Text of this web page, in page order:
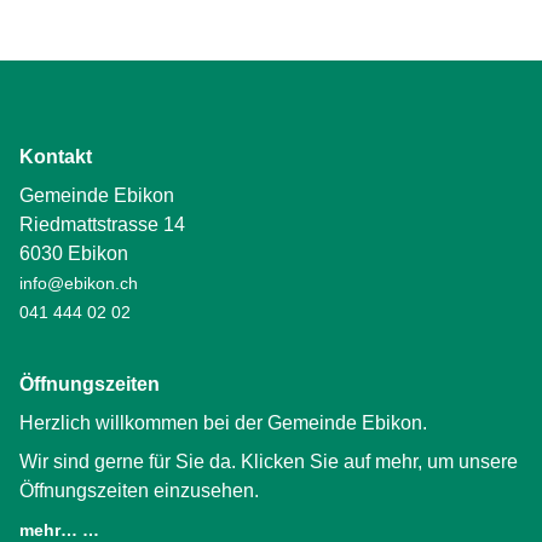
Kontakt
Gemeinde Ebikon
Riedmattstrasse 14
6030 Ebikon
info@ebikon.ch
041 444 02 02
Öffnungszeiten
Herzlich willkommen bei der Gemeinde Ebikon.
Wir sind gerne für Sie da. Klicken Sie auf mehr, um unsere
Öffnungszeiten einzusehen.
mehr… …